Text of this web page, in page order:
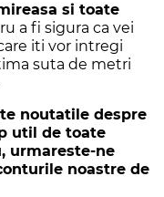
si toate
a fi sigura ca vei
iti vor intregi
suta de metri
noutatile despre
util de toate
urmareste-ne
noastre de